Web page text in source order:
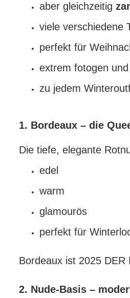
aber gleichzeitig
viele verschiedene
perfekt für
extrem fotogen
zu jedem
1. Bordeaux – die
Die tiefe, elegante
edel
warm
glamourös
perfekt für
Bordeaux ist 2025
2. Nude-Basis –